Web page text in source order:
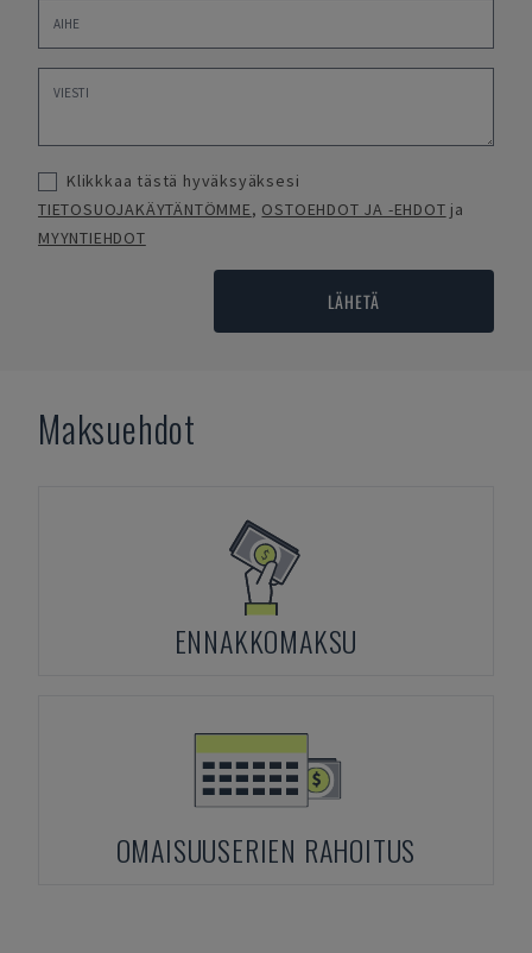
Klikkkaa tästä hyväksyäksesi
TIETOSUOJAKÄYTÄNTÖMME, OSTOEHDOT JA -EHDOT ja
MYYNTIEHDOT
LÄHETÄ
Maksuehdot
ENNAKKOMAKSU
OMAISUUSERIEN RAHOITUS